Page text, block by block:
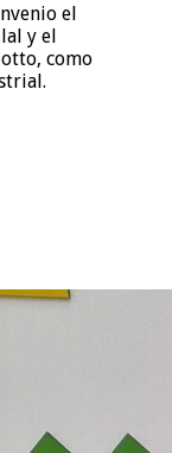
el
y el
como